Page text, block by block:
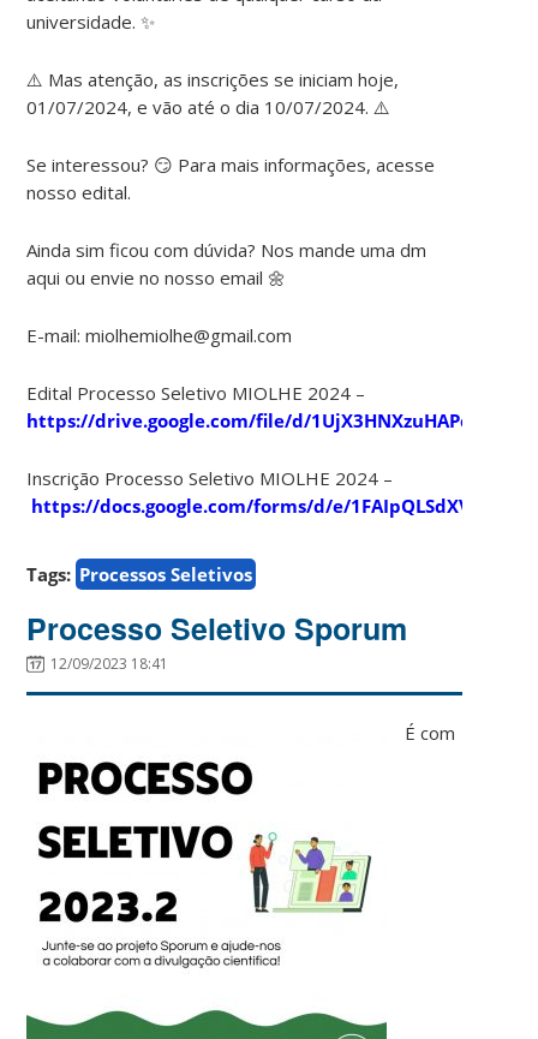
universidade. ✨
⚠️ Mas atenção, as inscrições se iniciam hoje,
01/07/2024, e vão até o dia 10/07/2024. ⚠️
Se interessou? 😏 Para mais informações, acesse
nosso edital.
Ainda sim ficou com dúvida? Nos mande uma dm
aqui ou envie no nosso email 🌼
E-mail: miolhemiolhe@gmail.com
Edital Processo Seletivo MIOLHE 2024 –
https://drive.google.com/file/d/
Inscrição Processo Seletivo MIOLHE 2024 –
https://docs.google.com/forms/d/e/
Tags: Processos Seletivos
Processo Seletivo Sporum
12/09/2023 18:41
É com